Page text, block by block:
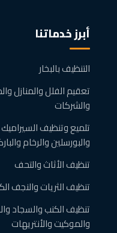
أبرز خدماتنا
التنظيف بالبخار
تعقيم الفلل والمنازل
والشركات
تلميع وتنظيف السيراميك
والبورسلين والرخام
تنظيف الأثاث والتحف
تنظيف الثريات والنجف
تنظيف الكنب والسجاد
والموكيت والأنتريهات